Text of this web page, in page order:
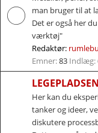
man bruger til at
Det er også her
værktøj"
Redaktør:
Emner:83 Indlæg:
LEGEPLADSEN
Her kan du
tanker og ideer,
diskutere